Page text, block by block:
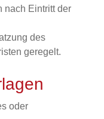
nach Eintritt der
des
geregelt.
oder